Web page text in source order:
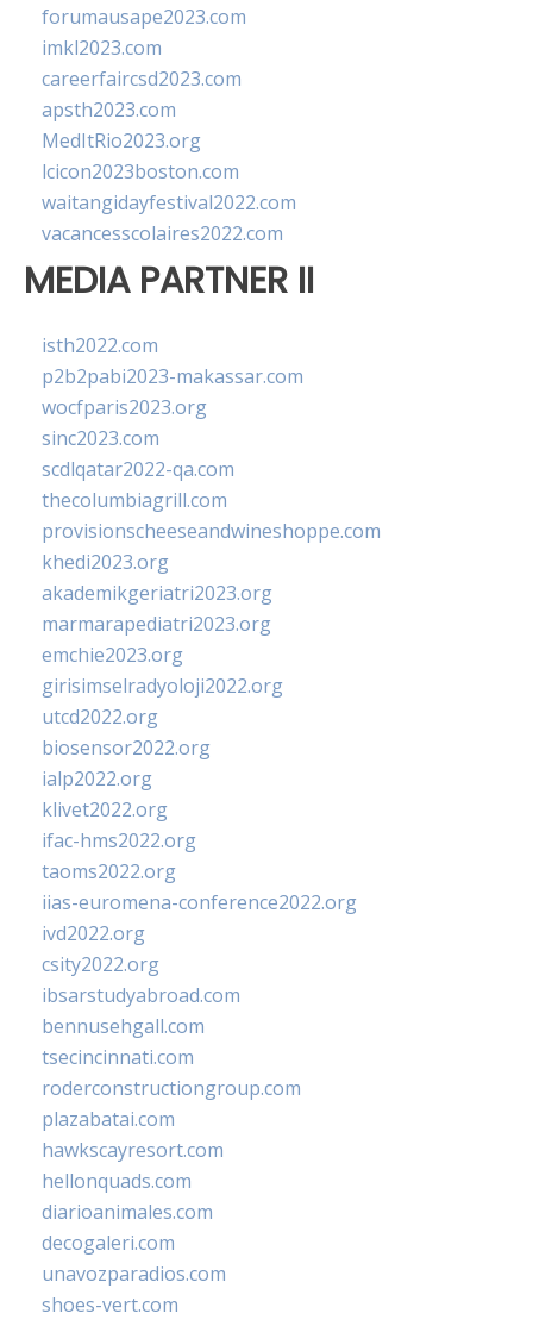
forumausape2023.com
imkl2023.com
careerfaircsd2023.com
apsth2023.com
MedItRio2023.org
lcicon2023boston.com
waitangidayfestival2022.com
vacancesscolaires2022.com
MEDIA PARTNER II
isth2022.com
p2b2pabi2023-makassar.com
wocfparis2023.org
sinc2023.com
scdlqatar2022-qa.com
thecolumbiagrill.com
provisionscheeseandwineshoppe.com
khedi2023.org
akademikgeriatri2023.org
marmarapediatri2023.org
emchie2023.org
girisimselradyoloji2022.org
utcd2022.org
biosensor2022.org
ialp2022.org
klivet2022.org
ifac-hms2022.org
taoms2022.org
iias-euromena-conference2022.org
ivd2022.org
csity2022.org
ibsarstudyabroad.com
bennusehgall.com
tsecincinnati.com
roderconstructiongroup.com
plazabatai.com
hawkscayresort.com
hellonquads.com
diarioanimales.com
decogaleri.com
unavozparadios.com
shoes-vert.com